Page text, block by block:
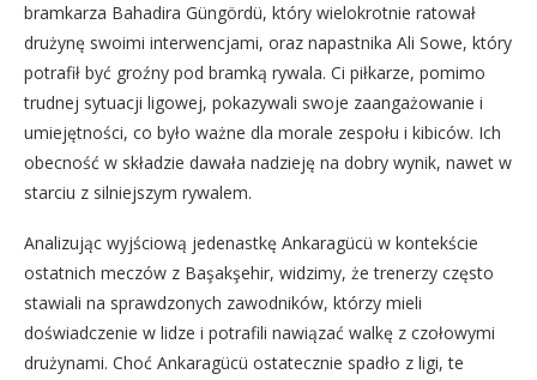
bramkarza Bahadira Güngördü, który wielokrotnie ratował
drużynę swoimi interwencjami, oraz napastnika Ali Sowe, który
potrafił być groźny pod bramką rywala. Ci piłkarze, pomimo
trudnej sytuacji ligowej, pokazywali swoje zaangażowanie i
umiejętności, co było ważne dla morale zespołu i kibiców. Ich
obecność w składzie dawała nadzieję na dobry wynik, nawet w
starciu z silniejszym rywalem.
Analizując wyjściową jedenastkę Ankaragücü w kontekście
ostatnich meczów z Başakşehir, widzimy, że trenerzy często
stawiali na sprawdzonych zawodników, którzy mieli
doświadczenie w lidze i potrafili nawiązać walkę z czołowymi
drużynami. Choć Ankaragücü ostatecznie spadło z ligi, te